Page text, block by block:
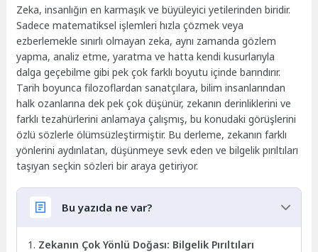
Zeka, insanlığın en karmaşık ve büyüleyici yetilerinden biridir.
Sadece matematiksel işlemleri hızla çözmek veya
ezberlemekle sınırlı olmayan zeka, aynı zamanda gözlem
yapma, analiz etme, yaratma ve hatta kendi kusurlarıyla
dalga geçebilme gibi pek çok farklı boyutu içinde barındırır.
Tarih boyunca filozoflardan sanatçılara, bilim insanlarından
halk ozanlarına dek pek çok düşünür, zekanın derinliklerini ve
farklı tezahürlerini anlamaya çalışmış, bu konudaki görüşlerini
özlü sözlerle ölümsüzleştirmiştir. Bu derleme, zekanın farklı
yönlerini aydınlatan, düşünmeye sevk eden ve bilgelik pırıltıları
taşıyan seçkin sözleri bir araya getiriyor.
Bu yazıda ne var?
Zekanın Çok Yönlü Doğası: Bilgelik Pırıltıları